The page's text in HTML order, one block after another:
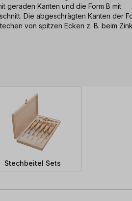
geraden Kanten und die Form B mit
Die abgeschrägten Kanten der
von spitzen Ecken z. B. beim
Stechbeitel Sets